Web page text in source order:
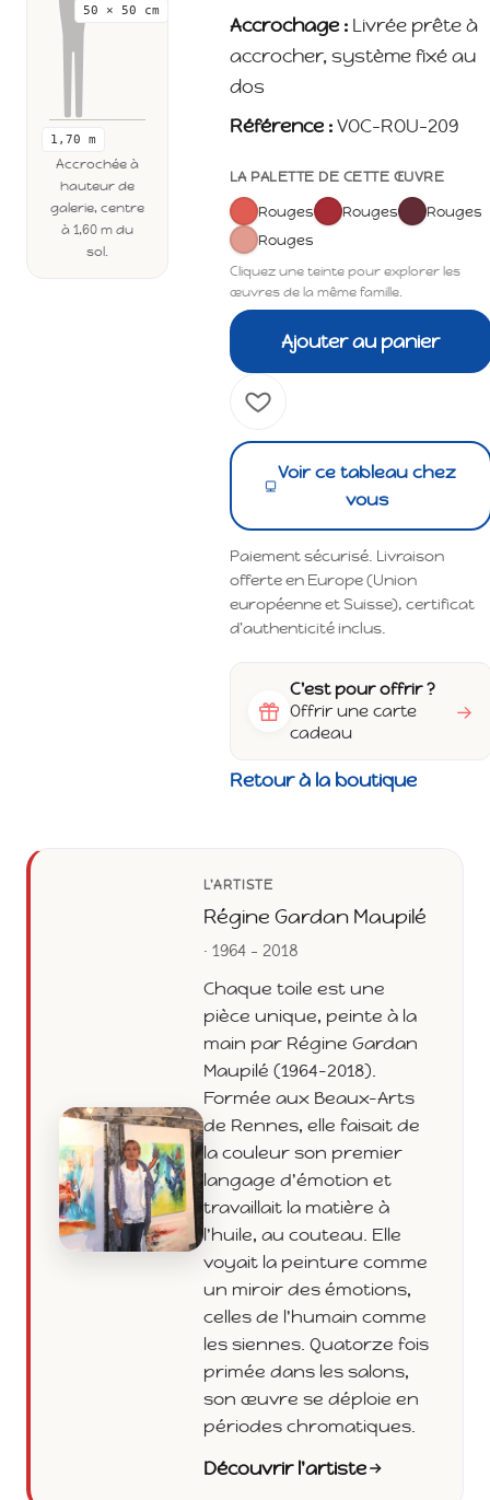
1,70 m
50 × 50 cm
Accrochée à
hauteur de
galerie, centre
à 1,60 m du
sol.
Accrochage :Livrée prête à
accrocher, système fixé au
dos
Référence :VOC-ROU-209
LA PALETTE DE CETTE ŒUVRE
Rouges
Rouges
Rouges
Rouges
Cliquez une teinte pour explorer les
œuvres de la même famille.
Ajouter au panier
Voir ce tableau chez
vous
Paiement sécurisé. Livraison
offerte en Europe (Union
européenne et Suisse), certificat
d'authenticité inclus.
C'est pour offrir ?
Offrir une carte
cadeau
→
Retour à la boutique
L'ARTISTE
Régine Gardan Maupilé
· 1964 - 2018
Chaque toile est une
pièce unique, peinte à la
main par Régine Gardan
Maupilé (1964-2018).
Formée aux Beaux-Arts
de Rennes, elle faisait de
la couleur son premier
langage d'émotion et
travaillait la matière à
l'huile, au couteau. Elle
voyait la peinture comme
un miroir des émotions,
celles de l'humain comme
les siennes. Quatorze fois
primée dans les salons,
son œuvre se déploie en
périodes chromatiques.
Découvrir l'artiste